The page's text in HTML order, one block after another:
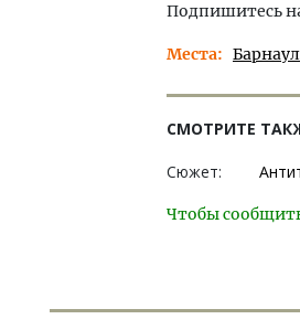
Подпишитесь
Места Барнаул
СМОТРИТЕ
Сюжет:
Чтобы